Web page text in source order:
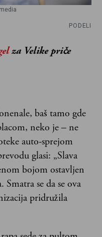
PODELI
za Velike priče
baš tamo gde
neko je – ne
auto-sprejom
glasi: „Slava
bojom ostavljen
se da se ova
pridružila